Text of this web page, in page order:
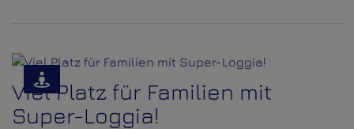
Viel Platz für Familien mit
Super-Loggia!